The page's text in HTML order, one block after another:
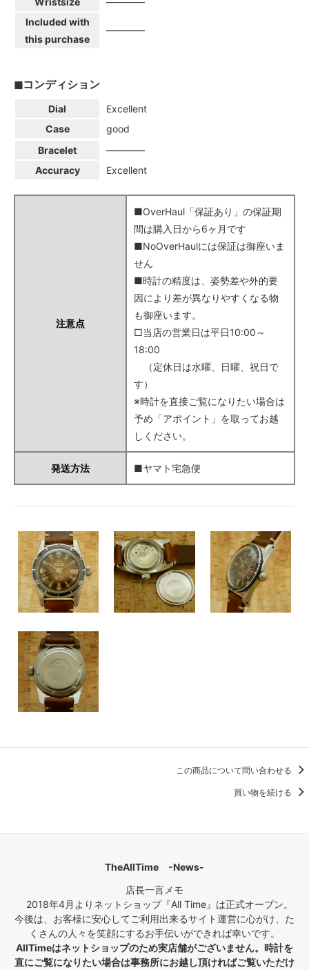
Included with
this purchase
――――
◼コンディション
Dial
Excellent
Case
good
Bracelet
――――
Accuracy
Excellent
注意点
■OverHaul「保証あり」の保証期
間は購入日から6ヶ月です
■NoOverHaulには保証は御座いま
せん
■時計の精度は、姿勢差や外的要
因により差が異なりやすくなる物
も御座います。
□当店の営業日は平日10:00～
18:00
（定休日は水曜、日曜、祝日で
す）
※時計を直接ご覧になりたい場合は
予め「アポイント」を取ってお越
しください。
発送方法 ■ヤマト宅急便
この商品について問い合わせる
買い物を続ける
TheAllTime -News-
店長一言メモ
2018年4月よりネットショップ『All Time』は正式オープン。
今後は、お客様に安心してご利用出来るサイト運営に心がけ、た
くさんの人々を笑顔にするお手伝いができれば幸いです。
AllTimeはネットショップのため実店舗がございません。時計を
直にご覧になりたい場合は事務所にお越し頂ければご覧いただけ